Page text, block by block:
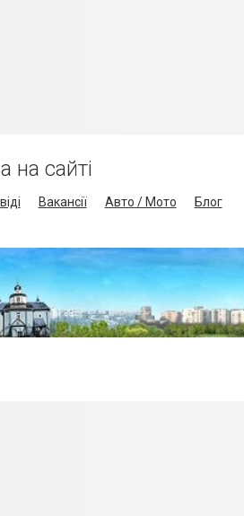
на сайті
Вакансії Авто / Мото
Блог